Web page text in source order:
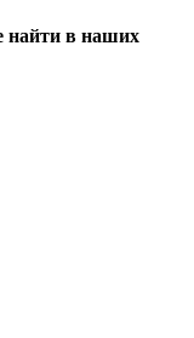
найти в наших